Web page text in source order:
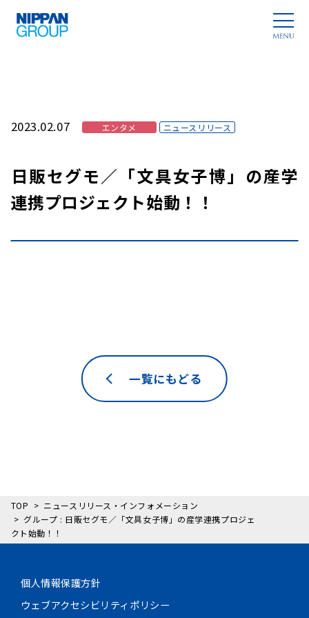
2023.02.07 エンタメ ニュースリリース
日販セグモ／「文具女子博」の産学
連携プロジェクト始動！！
一覧にもどる
TOP
ニュースリリース・インフォメーション
グループ : 日販セグモ／「文具女子博」の産学連携プロジェ
クト始動！！
個人情報保護方針
ウェブアクセシビリティポリシー